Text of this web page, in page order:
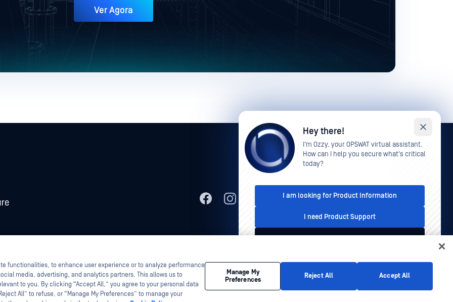
Ver Agora
PT
functionalities, to enhance user experience or to analyze performance
media, advertising, and analytics partners. This allows us to
to you. By clicking “Accept All,” you agree to your personal data
All” to refuse, or “Manage My Preferences” to manage your
Manage My
Preferences
Reject All Accept All
Hey there!
I'm Ozzy, your OPSWAT virtual assistant.
How can I help you secure what's critical
today?
I am looking for Product Information
I need Product Support
This conversation is recorded for quality assurance
purposes. See our